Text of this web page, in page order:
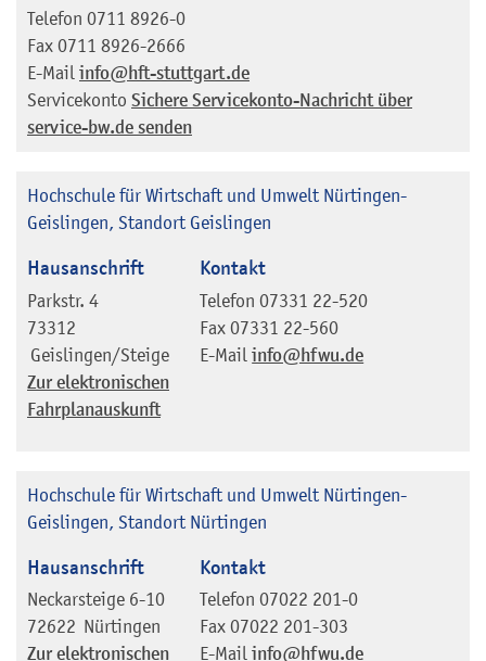
Telefon 0711 8926-0
Fax 0711 8926-2666
E-Mail info@hft-stuttgart.de
Servicekonto Sichere Servicekonto-Nachricht über
service-bw.de senden
Hochschule für Wirtschaft und Umwelt Nürtingen-
Geislingen, Standort Geislingen
Hausanschrift
Parkstr. 4
73312
Geislingen/Steige
Zur elektronischen
Fahrplanauskunft
Kontakt
Telefon 07331 22-520
Fax 07331 22-560
E-Mail info@hfwu.de
Hochschule für Wirtschaft und Umwelt Nürtingen-
Geislingen, Standort Nürtingen
Hausanschrift
Neckarsteige 6-10
72622 Nürtingen
Zur elektronischen
Kontakt
Telefon 07022 201-0
Fax 07022 201-303
E-Mail info@hfwu.de